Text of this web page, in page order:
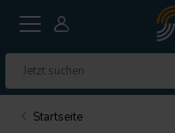
Startseite